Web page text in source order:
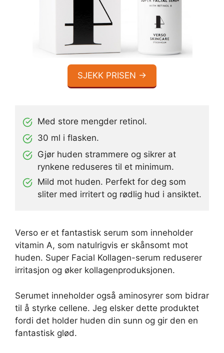
SJEKK PRISEN →
Med store mengder retinol.
30 ml i flasken.
Gjør huden strammere og sikrer at
rynkene reduseres til et minimum.
Mild mot huden. Perfekt for deg som
sliter med irritert og rødlig hud i ansiktet.
Verso er et fantastisk serum som inneholder
vitamin A, som natulrigvis er skånsomt mot
huden. Super Facial Kollagen-serum reduserer
irritasjon og øker kollagenproduksjonen.
Serumet inneholder også aminosyrer som bidrar
til å styrke cellene. Jeg elsker dette produktet
fordi det holder huden din sunn og gir den en
fantastisk glød.